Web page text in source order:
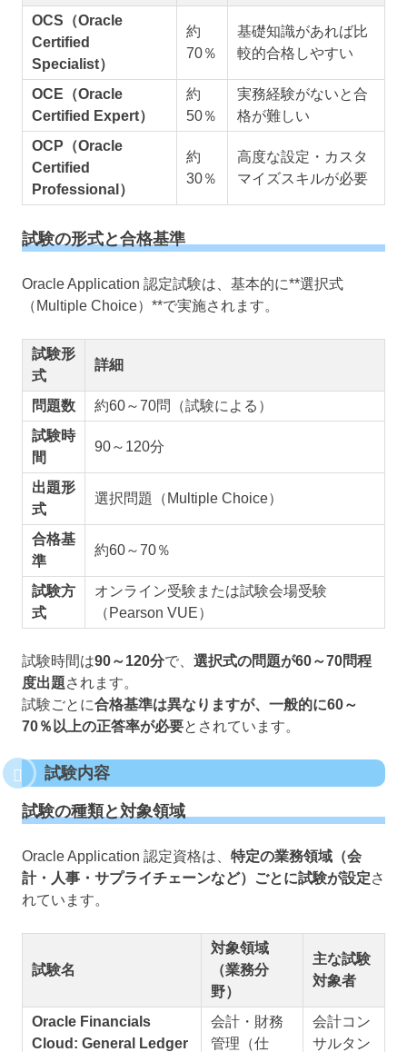
OCS（Oracle
Certified
Specialist）
約
70％
基礎知識があれば比
較的合格しやすい
OCE（Oracle
Certified Expert）
約
50％
実務経験がないと合
格が難しい
OCP（Oracle
Certified
Professional）
約
30％
高度な設定・カスタ
マイズスキルが必要
試験の形式と合格基準
Oracle Application 認定試験は、基本的に**選択式
（Multiple Choice）**で実施されます。
試験形
式
詳細
問題数
約60～70問（試験による）
試験時
間
90～120分
出題形
式
選択問題（Multiple Choice）
合格基
準
約60～70％
試験方
式
オンライン受験または試験会場受験
（Pearson VUE）
試験時間は90～120分で、 選択式の問題が60～70問程
度出題されます。
試験ごとに合格基準は異なりますが、一般的に60～
70％以上の正答率が必要とされています。
試験内容
試験の種類と対象領域
Oracle Application 認定資格は、 特定の業務領域（会
計・人事・サプライチェーンなど）ごとに試験が設定さ
れています。
試験名
対象領域
（業務分
野）
主な試験
対象者
Oracle Financials
Cloud: General Ledger
会計・財務
管理（仕
会計コン
サルタン